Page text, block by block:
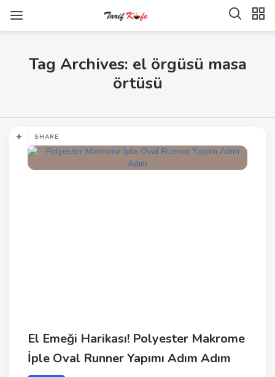
Tag Archives: el örgüsü masa
örtüsü
SHARE
El Emeği Harikası! Polyester Makrome
İple Oval Runner Yapımı Adım Adım